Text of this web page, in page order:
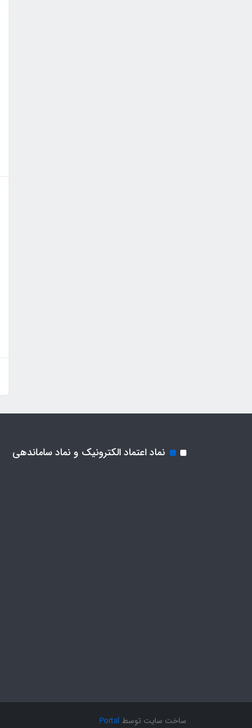
نماد اعتماد الکترونیک و نماد ساماندهی
ساخت سایت توسط Portal